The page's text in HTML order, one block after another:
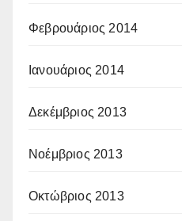
Φεβρουάριος 2014
Ιανουάριος 2014
Δεκέμβριος 2013
Νοέμβριος 2013
Οκτώβριος 2013